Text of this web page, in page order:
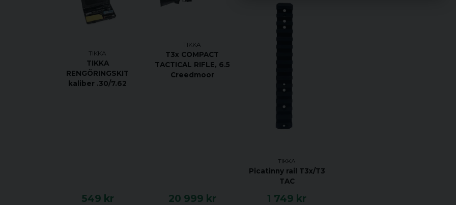
TIKKA
TIKKA
RENGÖRINGSKIT
kaliber .30/7.62
549 kr
TIKKA
T3x COMPACT
TACTICAL RIFLE, 6.5
Creedmoor
20 999 kr
TIKKA
Picatinny rail T3x/T3
TAC
1 749 kr